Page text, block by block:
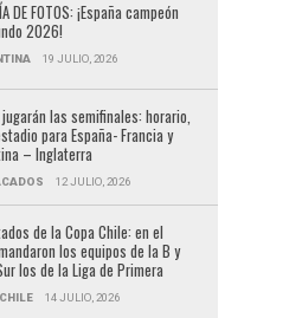
DE FOTOS: ¡España campeón
2026!
19 JULIO, 2026
las semifinales: horario,
para España- Francia y
– Inglaterra
12 JULIO, 2026
de la Copa Chile: en el
los equipos de la B y
los de la Liga de Primera
14 JULIO, 2026